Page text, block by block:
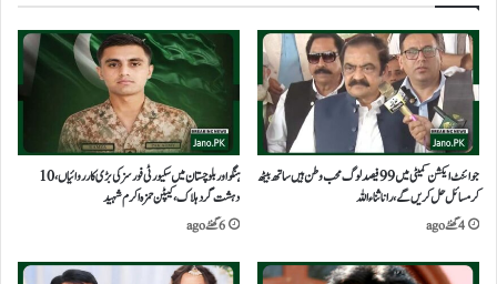
جوائنٹ ایکشن کمیٹی میں 99فیصد لوگ محب وطن ہیں ساتھ بیٹھ
کرمسائل حل کریں گے، رانا ثناء اللہ
4 گھنٹے ago
ہنگو اور بلوچستان میں سکیورٹی فورسز کی بڑی کارروائیاں، 10
دہشت گرد ہلاک، کیپٹن حمزہ اکرم شہید
6 گھنٹے ago